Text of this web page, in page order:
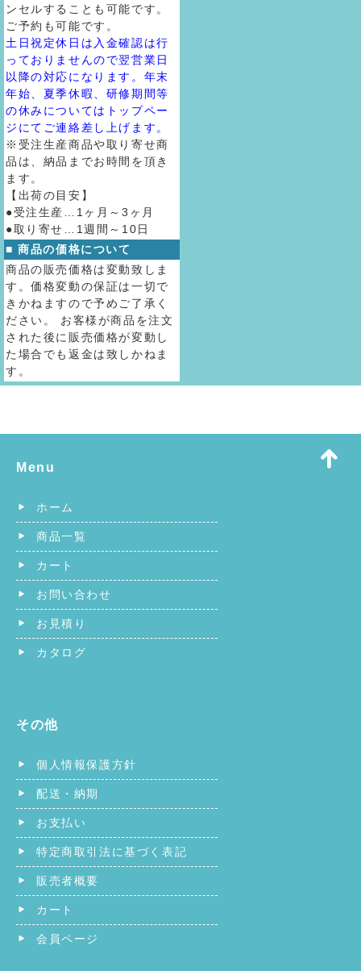
ンセルすることも可能です。
ご予約も可能です。
土日祝定休日は入金確認は行
っておりませんので翌営業日
以降の対応になります。年末
年始、夏季休暇、研修期間等
の休みについてはトップペー
ジにてご連絡差し上げます。
※受注生産商品や取り寄せ商
品は、納品までお時間を頂き
ます。
【出荷の目安】
●受注生産…1ヶ月～3ヶ月
●取り寄せ…1週間～10日
■ 商品の価格について
商品の販売価格は変動致しま
す。価格変動の保証は一切で
きかねますので予めご了承く
ださい。 お客様が商品を注文
された後に販売価格が変動し
た場合でも返金は致しかねま
す。
Menu
ホーム
商品一覧
カート
お問い合わせ
お見積り
カタログ
その他
個人情報保護方針
配送・納期
お支払い
特定商取引法に基づく表記
販売者概要
カート
会員ページ